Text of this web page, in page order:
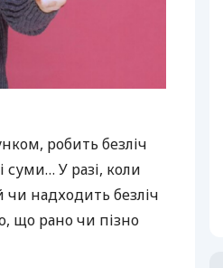
робить безліч
суми… У разі, коли
чи надходить безліч
що рано чи пізно